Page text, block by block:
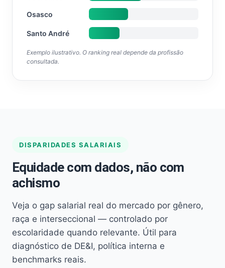
Osasco
Santo André
Exemplo ilustrativo. O ranking real depende da profissão
consultada.
DISPARIDADES SALARIAIS
Equidade com dados, não com
achismo
Veja o gap salarial real do mercado por gênero,
raça e interseccional — controlado por
escolaridade quando relevante. Útil para
diagnóstico de DE&I, política interna e
benchmarks reais.